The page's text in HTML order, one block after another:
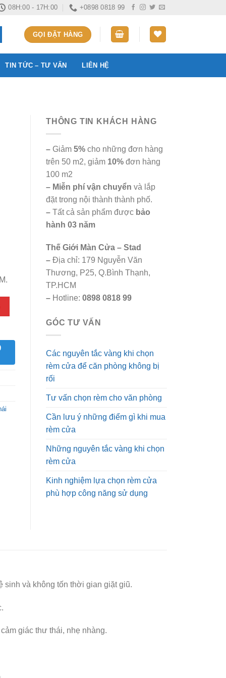
08H:00 - 17H:00 +0898 0818 99
GỌI ĐẶT HÀNG
TIN TỨC – TƯ VẤN LIÊN HỆ
THÔNG TIN KHÁCH HÀNG
– Giảm 5% cho những đơn hàng
trên 50 m2, giảm 10% đơn hàng
100 m2
– Miễn phí vận chuyển và lắp
đặt trong nội thành thành phố.
– Tất cả sản phẩm được bảo
hành 03 năm
Thế Giới Màn Cửa – Stad
– Địa chỉ: 179 Nguyễn Văn
Thương, P25, Q.Bình Thạnh,
TP.HCM
– Hotline: 0898 0818 99
GÓC TƯ VẤN
Các nguyên tắc vàng khi chọn
rèm cửa để căn phòng không bị
rối
Tư vấn chọn rèm cho văn phòng
Cần lưu ý những điểm gì khi mua
rèm cửa
Những nguyên tắc vàng khi chọn
rèm cửa
Kinh nghiệm lựa chọn rèm cửa
phù hợp công năng sử dụng
sinh và không tốn thời gian giặt giũ.
giác thư thái, nhẹ nhàng.